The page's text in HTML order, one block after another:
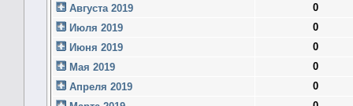
Августа 2019
0
Июля 2019
0
Июня 2019
0
Мая 2019
0
Апреля 2019
0